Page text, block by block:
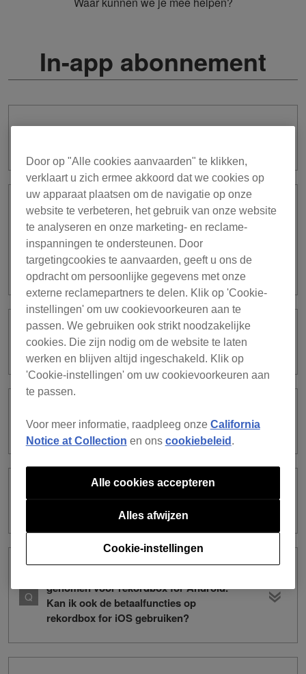
In-app abonnement
Wat zijn de voordelen van een
Moet ik me aanmelden voor een
abonnement uit de app om te kunnen
DJ-en terwijl ik verbonden ben met een
ondersteunde controller / All-in-one DJ
systeem?
Hoe kan ik de vernieuwingsperiode van
het in-app abonnement wijzigen?
annuleren?
Kan het in-app abonnement worden
genomen voor rekordbox for Android.
Kan ik ook de betaalfuncties op
rekordbox for iOS gebruiken?
Door op "Alle cookies aanvaarden" te klikken,
verklaart u zich ermee akkoord dat we cookies op
uw apparaat plaatsen om de navigatie op onze
website te verbeteren, het gebruik van onze website
te analyseren en onze marketing- en reclame-
inspanningen te ondersteunen. Door
targetingcookies te aanvaarden, geeft u ons de
opdracht om persoonlijke gegevens met onze
externe reclamepartners te delen. Klik op 'Cookie-
instellingen' om uw cookievoorkeuren aan te
passen. We gebruiken ook strikt noodzakelijke
cookies. Die zijn nodig om de website te laten
werken en blijven altijd ingeschakeld. Klik op
'Cookie-instellingen' om uw cookievoorkeuren aan
te passen.
Voor meer informatie, raadpleeg onze California
Notice at Collection en ons cookiebeleid .
Cookie-instellingen
Alles afwijzen
Alle cookies accepteren